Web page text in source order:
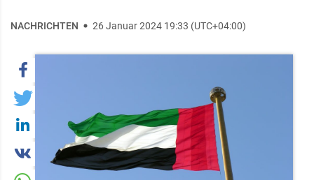
NACHRICHTEN 26 Januar 2024 19:33 (UTC+04:00)